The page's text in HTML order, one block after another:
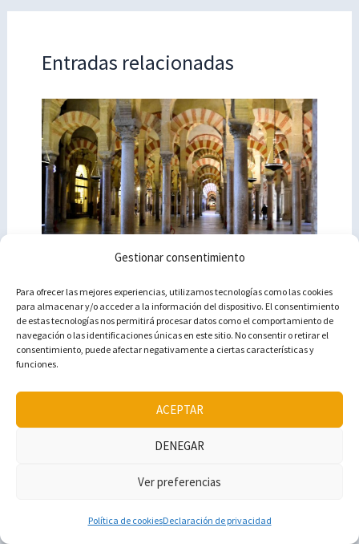
Gestionar consentimiento
Para ofrecer las mejores experiencias, utilizamos tecnologías como las cookies
para almacenar y/o acceder a la información del dispositivo. El consentimiento
de estas tecnologías nos permitirá procesar datos como el comportamiento de
navegación o las identificaciones únicas en este sitio. No consentir o retirar el
consentimiento, puede afectar negativamente a ciertas características y
funciones.
ACEPTAR
DENEGAR
Ver preferencias
Política de cookiesDeclaración de privacidad
Entradas relacionadas
Al-Andalus | Recorriendo el legado
andalusí en España
Deja un comentario/Andalucía/ PorPilar/junio 2, 2015
Entrada dedicada a los monumentos más